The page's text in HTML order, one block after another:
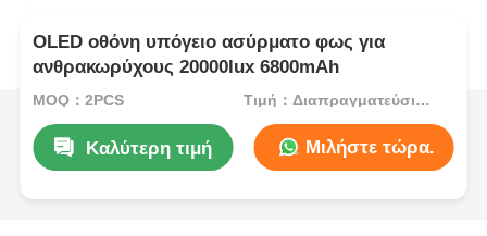
OLED οθόνη υπόγειο ασύρματο φως για
ανθρακωρύχους 20000lux 6800mAh
MOQ：2PCS Τιμή：Διαπραγματεύσιμα
Καλύτερη τιμή Μιλήστε τώρα.